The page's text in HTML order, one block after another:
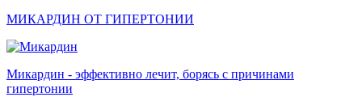
МИКАРДИН ОТ ГИПЕРТОНИИ
Микардин - эффективно лечит, борясь с причинами
гипертонии